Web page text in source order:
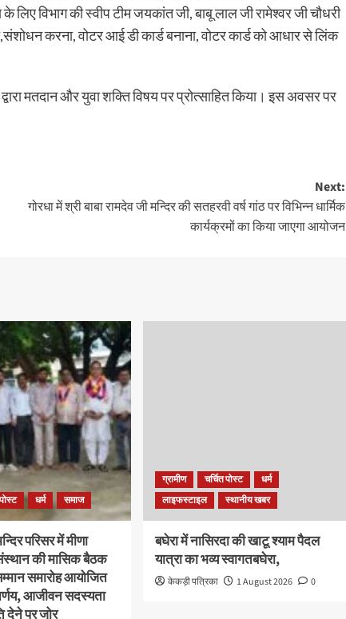
लिए विभाग की स्वीप टीम जयकांत जी, बाबू लाल जी रामेश्वर जी चौधरी
करना, वोटर आई डी कार्ड बनाना, वोटर कार्ड को आधार से लिंक
मतदान और युवा शक्ति विषय पर प्रोत्साहित किया। इस अवसर पर
Next:
गोरधा में श्री बाबा रामदेव जी मन्दिर की सतहरवी वर्ष गांठ पर विभिन्न धार्मिक
कार्यक्रमों का किया जाएगा आयोजन
धर्म समाज
परिसर में मीणा
की मासिक बैठक
समारोह आयोजित
आजीवन सदस्यता
देने पर जोर
ग्रामीण चर्चित पोस्ट
धर्म
लाइफस्टाइल
स्थानीय खबर
बघेरा में नासिरदा की खाटू श्याम पैदल
यात्रा का भव्य स्वागतबघेरा,
केकड़ी पत्रिका 1 August 2026 0